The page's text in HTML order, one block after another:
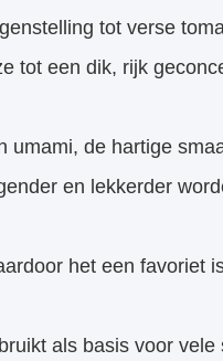
tot verse
tot een dik, rijk
umami, de hartige
en lekkerder
het een favoriet
als basis voor